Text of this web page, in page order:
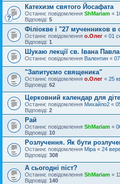
Катехизм святого Йосафата
Останнє повідомлення ShMariam «
Відповіді: 5
Філіокве і "27 мученников в
Останнє повідомлення о.Олег « 01
Відповіді: 1
Шукаю лекції св. Івана Павла
Останнє повідомлення Валентин «
"Запитуємо cвященика"
Останнє повідомлення о.Олег « 25
Відповіді: 62
Церковний календар для
Останнє повідомлення Михайло2 «
Відповіді: 2
Рай
Останнє повідомлення ShMariam «
Відповіді: 10
Розлучення. Як бути
Останнє повідомлення Міра « 24
Відповіді: 308
А сьогодні піст?
Останнє повідомлення ShMariam «
Відповіді: 140